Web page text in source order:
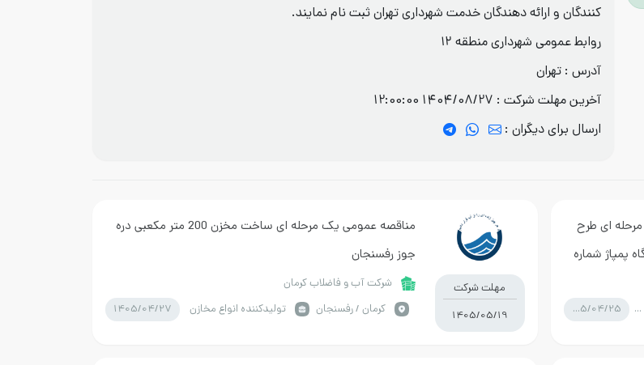
کنندگان و ارائه دهندگان خدمت شهرداری تهران ثبت نام نمایند.
روابط عمومی شهرداری منطقه ۱۲
آدرس : تهران
آخرین مهلت شرکت : 1404/08/27 12:00:00
ارسال برای دیگران :
ای طرح
پمپاژ شماره
تولیدکننده انواع مخازن 1405/04/25
مهلت شرکت
1405/05/19
مناقصه عمومی یک مرحله ای ساخت مخزن 200 متر مکعبی دره
جوز رفسنجان
شرکت آب و فاضلاب کرمان
كرمان / رفسنجان
تولیدکننده انواع مخازن 1405/04/27